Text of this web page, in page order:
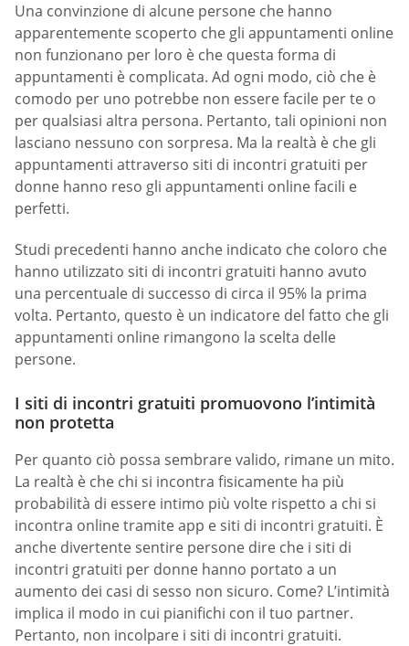
Una convinzione di alcune persone che hanno
apparentemente scoperto che gli appuntamenti online
non funzionano per loro è che questa forma di
appuntamenti è complicata. Ad ogni modo, ciò che è
comodo per uno potrebbe non essere facile per te o
per qualsiasi altra persona. Pertanto, tali opinioni non
lasciano nessuno con sorpresa. Ma la realtà è che gli
appuntamenti attraverso siti di incontri gratuiti per
donne hanno reso gli appuntamenti online facili e
perfetti.
Studi precedenti hanno anche indicato che coloro che
hanno utilizzato siti di incontri gratuiti hanno avuto
una percentuale di successo di circa il 95% la prima
volta. Pertanto, questo è un indicatore del fatto che gli
appuntamenti online rimangono la scelta delle
persone.
I siti di incontri gratuiti promuovono l’intimità
non protetta
Per quanto ciò possa sembrare valido, rimane un mito.
La realtà è che chi si incontra fisicamente ha più
probabilità di essere intimo più volte rispetto a chi si
incontra online tramite app e siti di incontri gratuiti. È
anche divertente sentire persone dire che i siti di
incontri gratuiti per donne hanno portato a un
aumento dei casi di sesso non sicuro. Come? L’intimità
implica il modo in cui pianifichi con il tuo partner.
Pertanto, non incolpare i siti di incontri gratuiti.